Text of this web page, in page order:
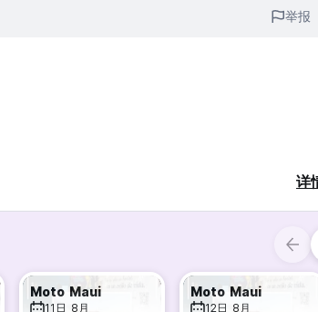
举报
详
Moto Maui
11日 8月
Moto Maui
12日 8月